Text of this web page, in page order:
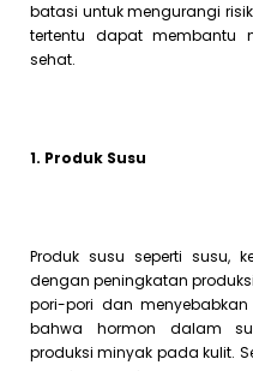
batasi untuk mengurangi
tertentu dapat membantu
sehat.
1. Produk Susu
Produk susu seperti susu,
dengan peningkatan
pori-pori dan menyebabkan
bahwa hormon dalam
produksi minyak pada kulit.